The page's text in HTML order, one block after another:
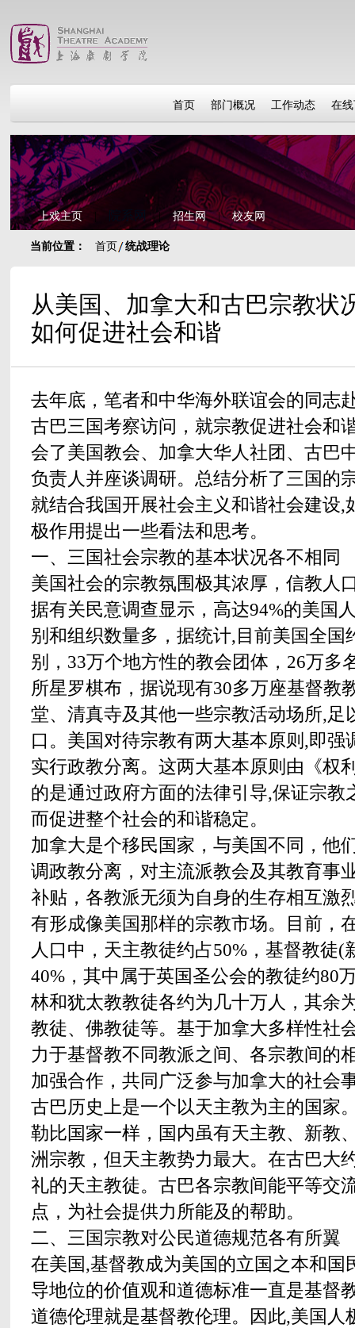
首页 部门概况 工作动态 在
上戏主页 院系网 | 招生网 | 校友网
当前位置： 首页 统战理论
从美国、加拿大和古巴宗教状
如何促进社会和谐
去年底，笔者和中华海外联谊会的同志
古巴三国考察访问，就宗教促进社会和
会了美国教会、加拿大华人社团、古巴
负责人并座谈调研。总结分析了三国的
就结合我国开展社会主义和谐社会建设,
极作用提出一些看法和思考。
一、三国社会宗教的基本状况各不相同
美国社会的宗教氛围极其浓厚，信教人
据有关民意调查显示，高达94%的美国
别和组织数量多，据统计,目前美国全国
别，33万个地方性的教会团体，26万多
所星罗棋布，据说现有30多万座基督教
堂、清真寺及其他一些宗教活动场所,足
口。美国对待宗教有两大基本原则,即强
实行政教分离。这两大基本原则由《权
的是通过政府方面的法律引导,保证宗教
而促进整个社会的和谐稳定。
加拿大是个移民国家，与美国不同，他
调政教分离，对主流派教会及其教育事
补贴，各教派无须为自身的生存相互激
有形成像美国那样的宗教市场。目前，
人口中，天主教徒约占50%，基督教徒(
40%，其中属于英国圣公会的教徒约80
林和犹太教教徒各约为几十万人，其余
教徒、佛教徒等。基于加拿大多样性社
力于基督教不同教派之间、各宗教间的
加强合作，共同广泛参与加拿大的社会
古巴历史上是一个以天主教为主的国家
勒比国家一样，国内虽有天主教、新教
洲宗教，但天主教势力最大。在古巴大
礼的天主教徒。古巴各宗教间能平等交
点，为社会提供力所能及的帮助。
二、三国宗教对公民道德规范各有所翼
在美国,基督教成为美国的立国之本和国
导地位的价值观和道德标准一直是基督
道德伦理就是基督教伦理。因此,美国人